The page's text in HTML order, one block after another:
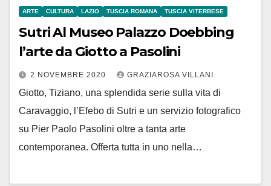
ARTE CULTURA LAZIO TUSCIA ROMANA TUSCIA VITERBESE
Sutri Al Museo Palazzo Doebbing
l’arte da Giotto a Pasolini
2 NOVEMBRE 2020 GRAZIAROSA VILLANI
Giotto, Tiziano, una splendida serie sulla vita di
Caravaggio, l’Efebo di Sutri e un servizio fotografico
su Pier Paolo Pasolini oltre a tanta arte
contemporanea. Offerta tutta in uno nella…